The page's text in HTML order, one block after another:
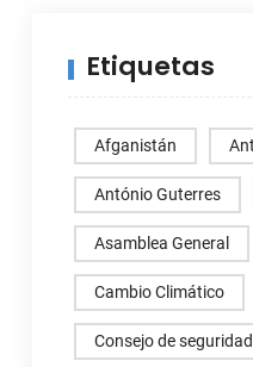
Etiquetas
Afganistán
António Guterres
Asamblea General
Cambio Climático
Consejo de seguridad